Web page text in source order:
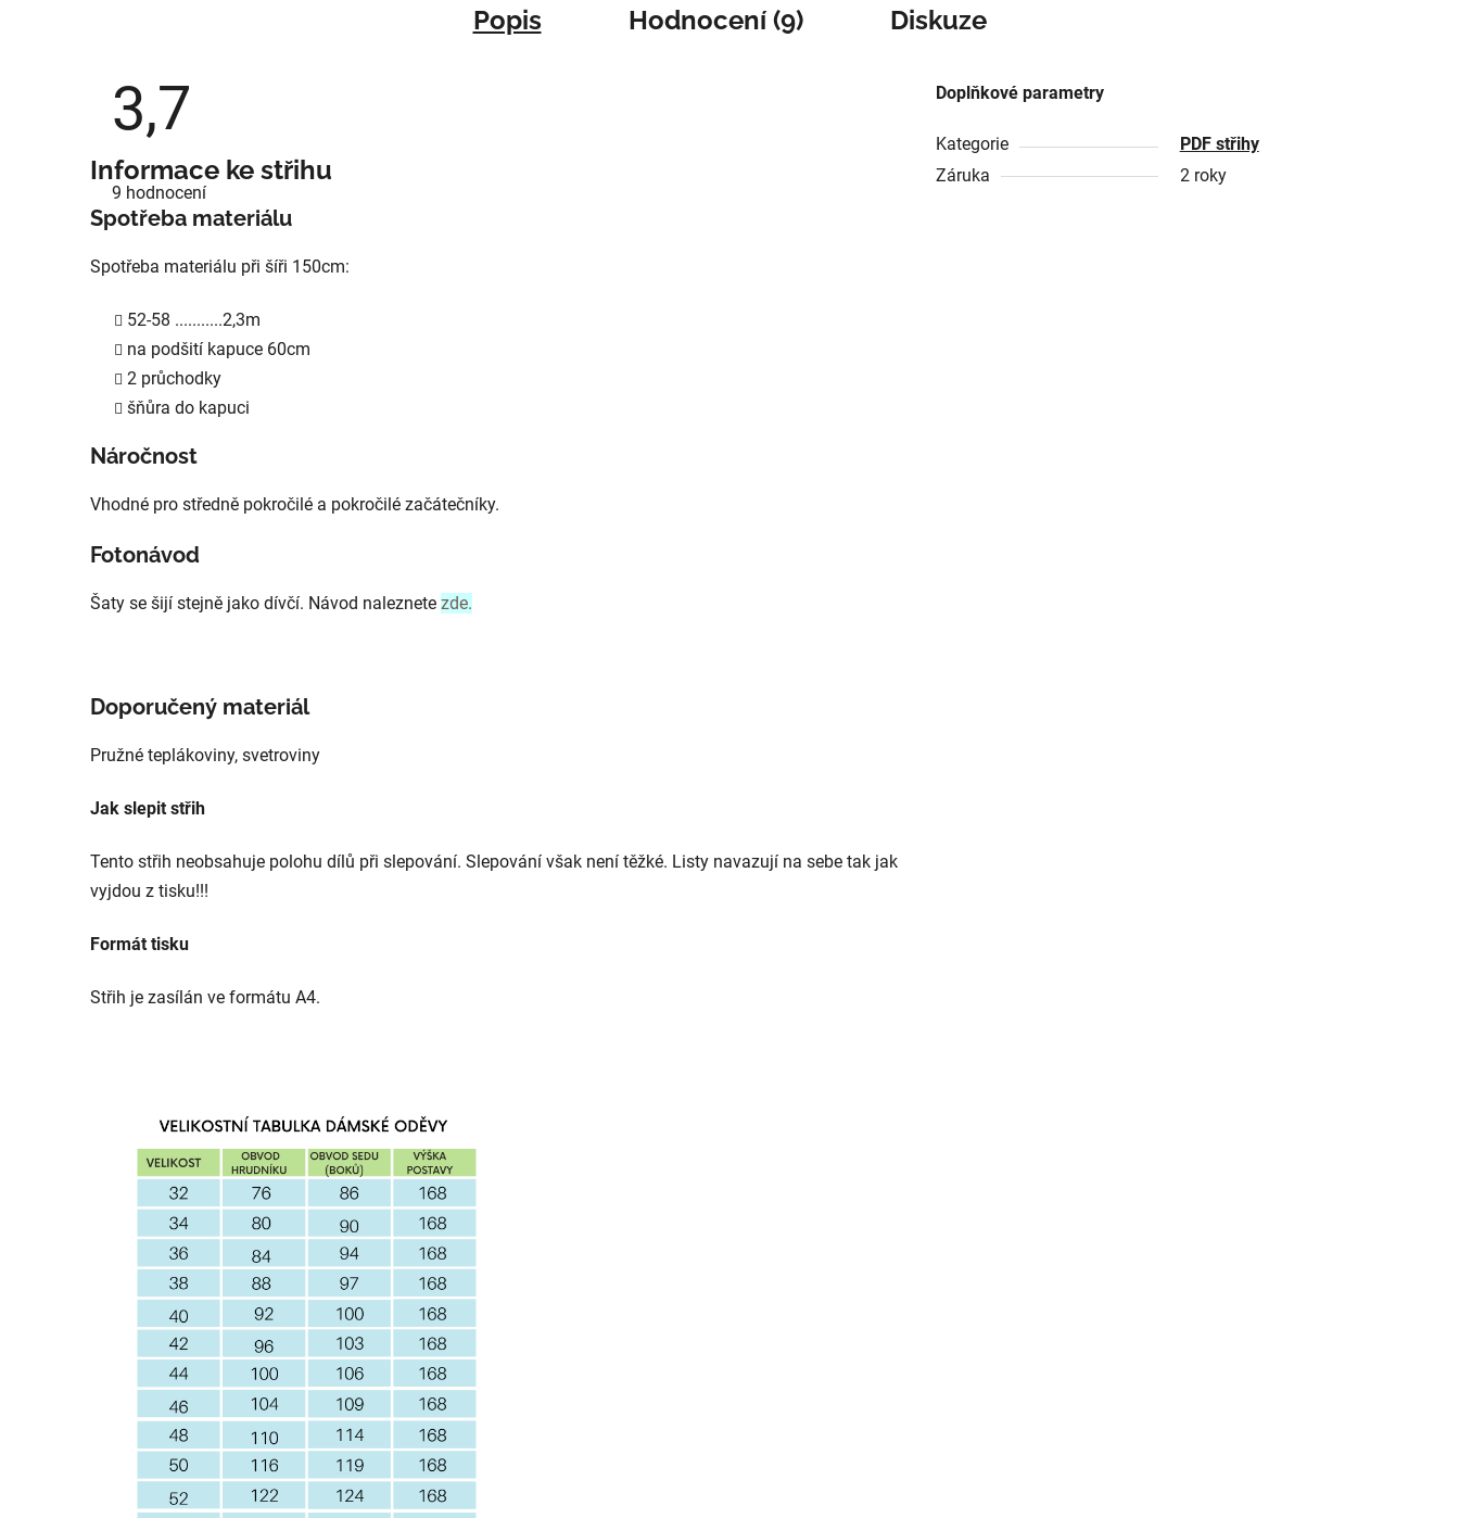
Popis Hodnocení (9) Diskuze
3,7
Průměrné
hodnocení
produktu
je
3,7
5
9 hodnocení
Informace ke střihu
Spotřeba materiálu
Spotřeba materiálu při šíři 150cm:
52-58 ...........2,3m
na podšití kapuce 60cm
2 průchodky
šňůra do kapuci
Náročnost
Vhodné pro středně pokročilé a pokročilé začátečníky.
Fotonávod
Šaty se šijí stejně jako dívčí. Návod naleznete zde.
Doporučený materiál
Pružné teplákoviny, svetroviny
Jak slepit střih
Tento střih neobsahuje polohu dílů při slepování. Slepování však není těžké. Listy navazují na sebe tak jak
vyjdou z tisku!!!
Formát tisku
Střih je zasílán ve formátu A4.
Doplňkové parametry
Kategorie
PDF střihy
Záruka
2 roky